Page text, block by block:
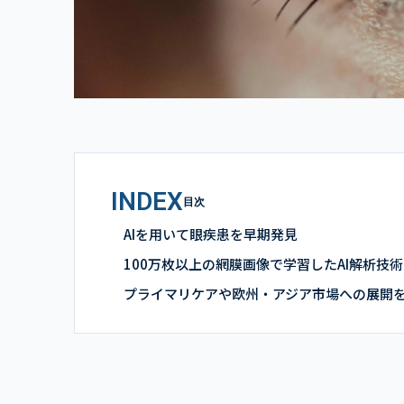
INDEX目次
AIを用いて眼疾患を早期発見
100万枚以上の網膜画像で学習したAI解析技術
プライマリケアや欧州・アジア市場への展開